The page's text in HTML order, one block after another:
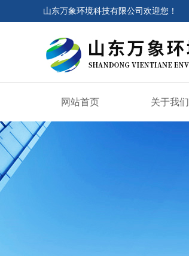
山东万象环境科技有限公司欢迎您！
网站首页 关于我们